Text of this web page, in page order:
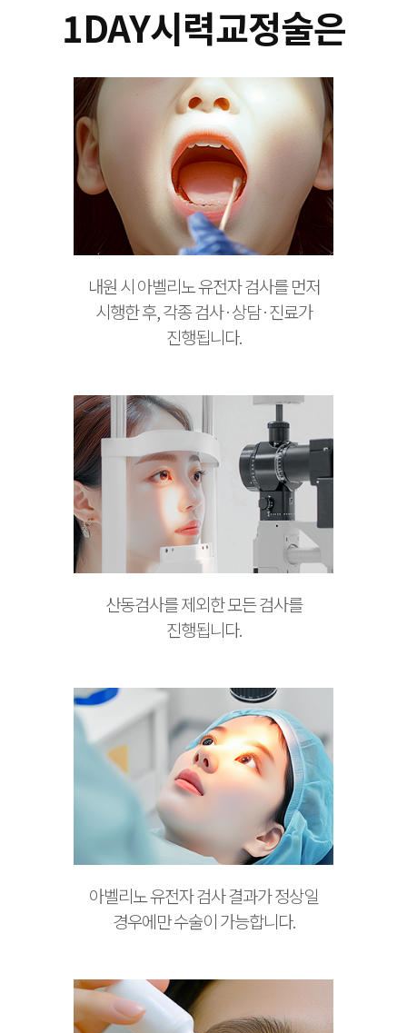
1DAY시력교정술은
내원 시 아벨리노 유전자 검사를 먼저
시행한 후, 각종 검사·상담·진료가
진행됩니다.
산동검사를 제외한 모든 검사를
진행됩니다.
아벨리노 유전자 검사 결과가 정상일
경우에만 수술이 가능합니다.